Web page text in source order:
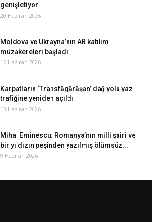
genişletiyor
20 Haziran 2026
Moldova ve Ukrayna’nın AB katılım
müzakereleri başladı
16 Haziran 2026
Karpatların ‘Transfăgărăşan’ dağ yolu yaz
trafiğine yeniden açıldı
13 Haziran 2026
Mihai Eminescu: Romanya’nın milli şairi ve
bir yıldızın peşinden yazılmış ölümsüz...
9 Haziran 2026